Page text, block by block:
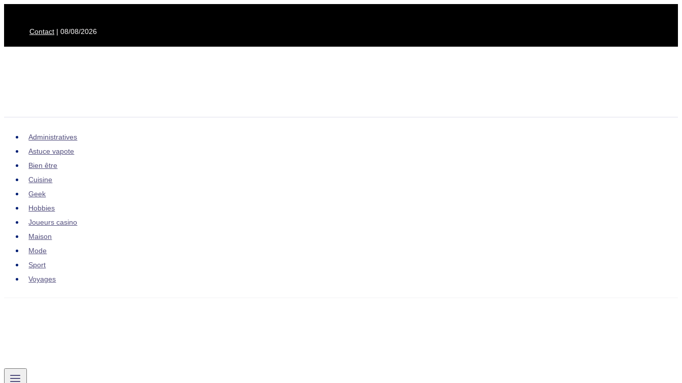
Contact | 08/08/2026
Administratives
Astuce vapote
Bien être
Cuisine
Geek
Hobbies
Joueurs casino
Maison
Mode
Sport
Voyages